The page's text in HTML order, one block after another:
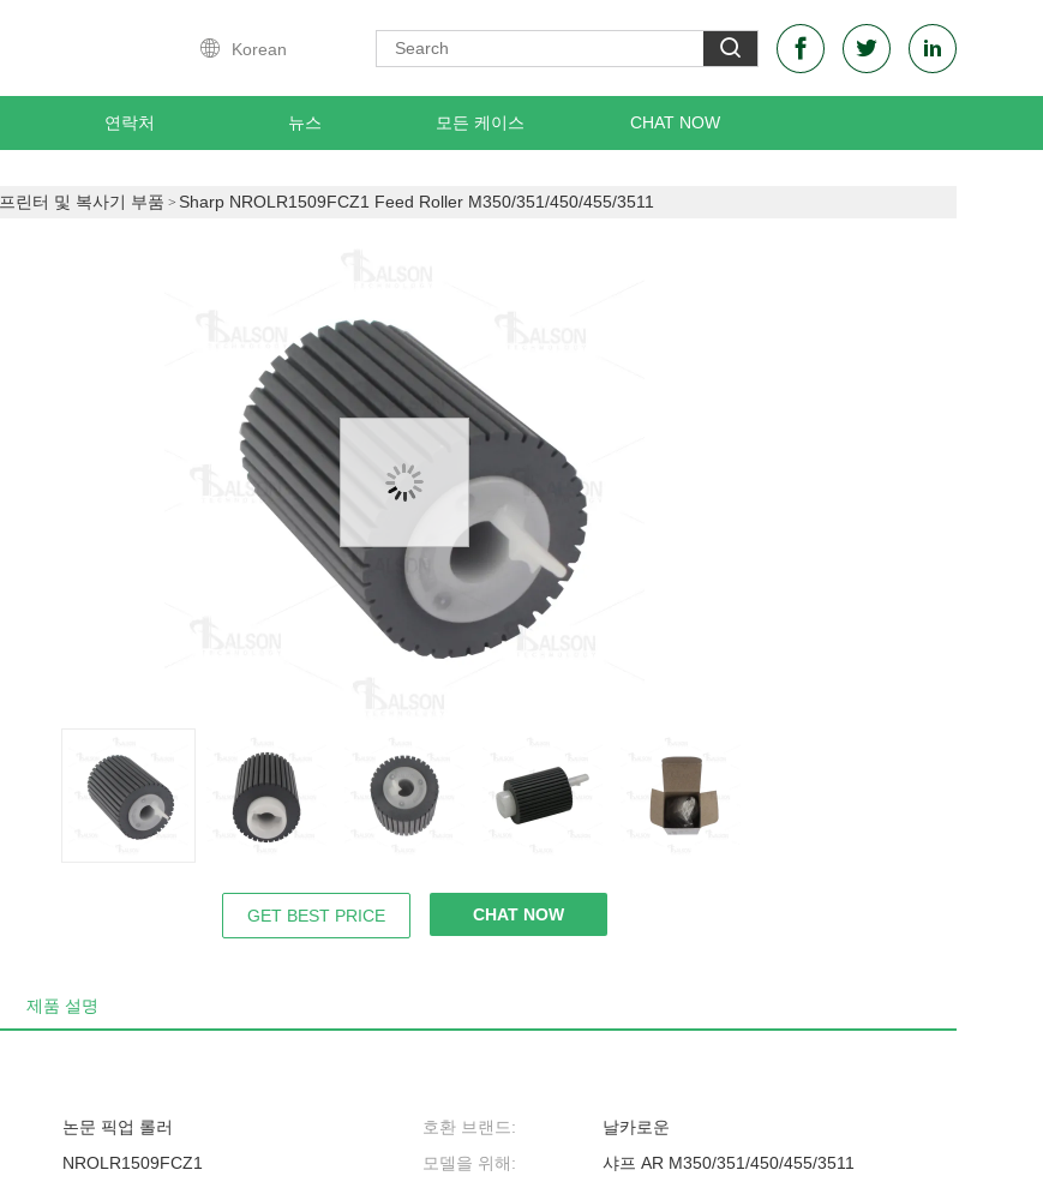
Korean
연락처 뉴스 모든 케이스 CHAT NOW
프린터 및 복사기 부품 Sharp NROLR1509FCZ1 Feed Roller M350/351/450/455/3511
GET BEST PRICE CHAT NOW
제품 설명
논문 픽업 롤러 호환 브랜드:
날카로운
NROLR1509FCZ1 모델을 위해:
샤프 AR M350/351/450/455/3511